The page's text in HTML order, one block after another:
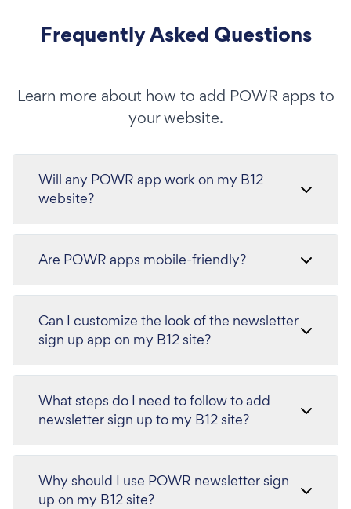
Frequently Asked Questions
Learn more about how to add POWR apps to
your website.
Will any POWR app work on my B12
website?
Are POWR apps mobile-friendly?
Can I customize the look of the newsletter
sign up app on my B12 site?
What steps do I need to follow to add
newsletter sign up to my B12 site?
Why should I use POWR newsletter sign
up on my B12 site?